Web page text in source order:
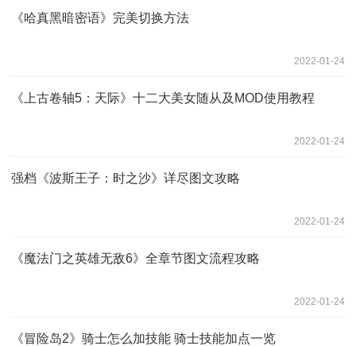
《哈真黑暗密语》完美切换方法
2022-01-24
《上古卷轴5：天际》十二大美女随从及MOD使用教程
2022-01-24
强档《波斯王子：时之沙》详尽图文攻略
2022-01-24
《魔法门之英雄无敌6》全章节图文流程攻略
2022-01-24
《冒险岛2》骑士怎么加技能 骑士技能加点一览